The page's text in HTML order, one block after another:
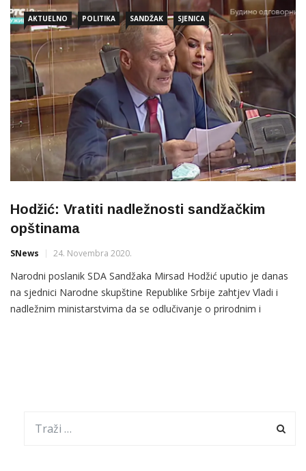
nema elemenata krivičnog djela niti prekršaja?”. […]
AKTUELNO POLITIKA SANDŽAK SJENICA
Hodžić: Vratiti nadležnosti sandžačkim
opštinama
SNews 24. Novembra 2020.
Narodni poslanik SDA Sandžaka Mirsad Hodžić uputio je danas
na sjednici Narodne skupštine Republike Srbije zahtjev Vladi i
nadležnim ministarstvima da se odlučivanje o prirodnim i